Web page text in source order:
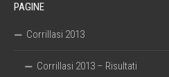
PAGINE
Corrillasi 2013
Corrillasi 2013 – Risultati